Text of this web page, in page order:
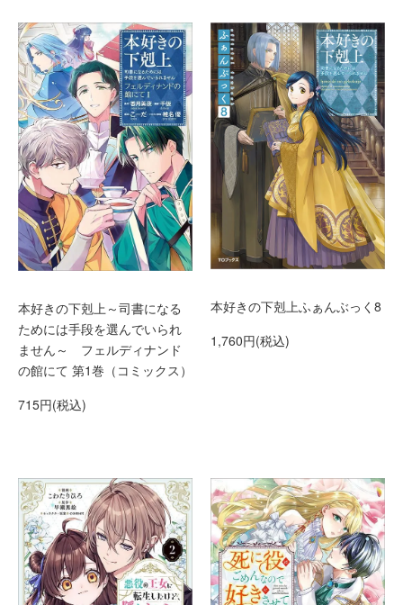
本好きの下剋上～司書になる
ためには手段を選んでいられ
ません～ フェルディナンド
の館にて 第1巻（コミックス）
715円(税込)
本好きの下剋上ふぁんぶっく8
1,760円(税込)